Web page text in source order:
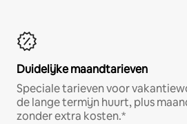
Duidelijke maandtarieven
Speciale tarieven voor
de lange termijn huurt, plus
zonder extra kosten.*